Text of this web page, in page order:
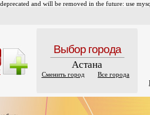
and will be removed in the future: use
Выбор города
Астана
Сменить город
Все города